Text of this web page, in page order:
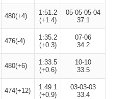
480(+4)
1:51.2
(+1.4)
05-05-05-04
37.1
476(-4)
1:35.2
(+0.3)
07-06
34.2
480(+6)
1:33.5
(+0.6)
10-10
33.5
474(+12)
1:49.1
(+0.9)
03-03-03
33.4